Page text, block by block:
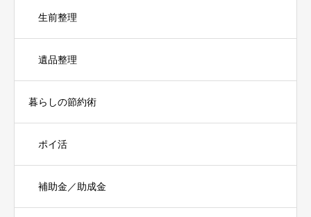
生前整理
遺品整理
暮らしの節約術
ポイ活
補助金／助成金